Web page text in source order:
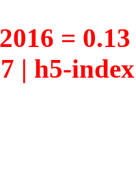
=
| h5-